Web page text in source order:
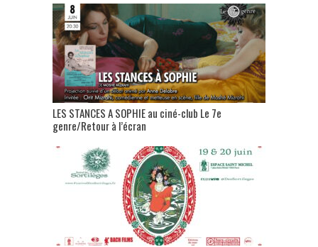
LES STANCES A SOPHIE au ciné-club Le 7e
genre/Retour à l’écran